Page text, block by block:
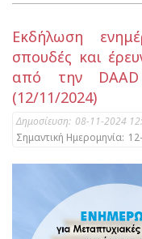
Εκδήλωση
σπουδές και
από την DAAD
(12/11/2024)
Δημοσίευση: 08-11-2024
Σημαντική Ημερομηνία: